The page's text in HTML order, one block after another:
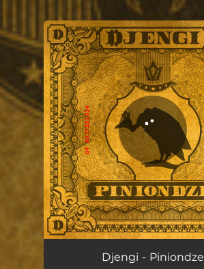
You're all set!
PiniondzeDjengi - Piniondze